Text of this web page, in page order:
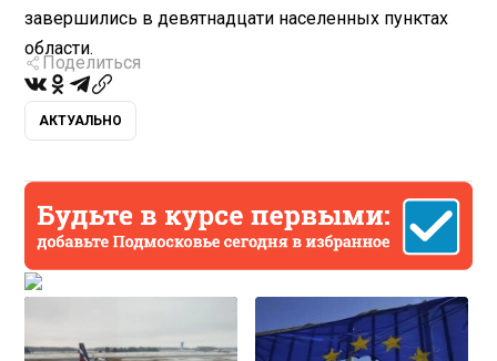
завершились в девятнадцати населенных пунктах
области.
Поделиться
АКТУАЛЬНО